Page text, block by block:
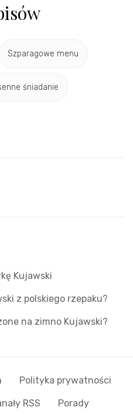
Szparagowe menu
śniadanie
Kujawski
z polskiego rzepaku?
na zimno Kujawski?
Polityka prywatności
RSS Porady